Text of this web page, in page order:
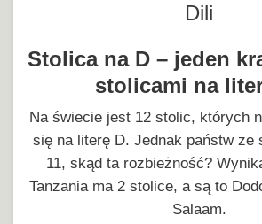
Dili
Stolica na D – jeden
stolicami na
Na świecie jest 12 stolic, których
się na literę D. Jednak państw ze
11, skąd ta rozbieżność?
Tanzania ma 2 stolice, a są to
Salaam.